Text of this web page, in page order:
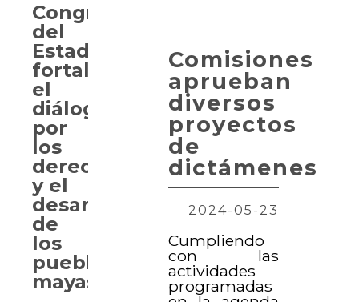
Comisiones
aprueban
diversos
proyectos
de
dictámenes
2024-05-23
Cumpliendo
con las
actividades
programadas
Congreso
del
Estado
fortalece
el
diálogo
por
los
derechos
y el
desarrollo
de
los
pueblos
mayas